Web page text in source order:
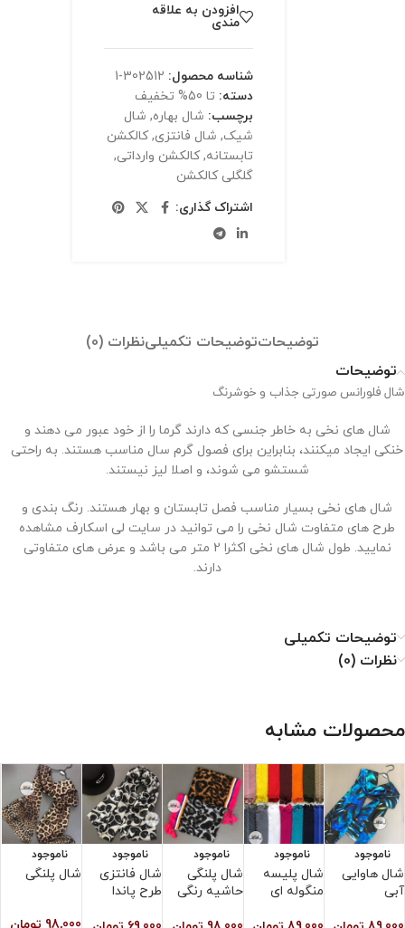
افزودن به علاقه
مندی
شناسه محصول: 302512-1
دسته: تا 50% تخفیف
برچسب: شال بهاره, شال
شیک, شال فانتزی, کالکشن
تابستانه, کالکشن وارداتی,
گلگلی کالکشن
اشتراک گذاری:
توضیحاتتوضیحات تکمیلینظرات (0)
توضیحات
شال فلورانس صورتی جذاب و خوشرنگ
شال های نخی به خاطر جنسی که دارند گرما را از خود عبور می دهند و
خنکی ایجاد میکنند، بنابراین برای فصول گرم سال مناسب هستند. به راحتی
شستشو می شوند، و اصلا لیز نیستند.
شال های نخی بسیار مناسب فصل تابستان و بهار هستند. رنگ بندی و
طرح های متفاوت شال نخی را می توانید در سایت لی اسکارف مشاهده
نمایید. طول شال های نخی اکثرا 2 متر می باشد و عرض های متفاوتی
دارند.
نحوه نگهداری از شال نخی
۳. از خشک کن استفاده نشود.
توضیحات تکمیلی
نظرات (0)
محصولات مشابه
ناموجود
شال هاوایی
آبی
ناموجود
شال پلیسه
منگوله ای
ناموجود
شال پلنگی
حاشیه رنگی
ناموجود
شال فانتزی
طرح پاندا
ناموجود
شال پلنگی